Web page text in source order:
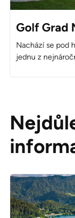
Golf Grad
Nachází se pod
jednu z